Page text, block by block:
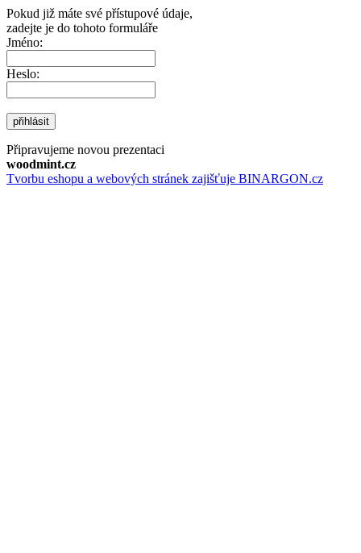
Pokud již máte své přístupové údaje,
zadejte je do tohoto formuláře
Jméno:
Heslo:
přihlásit
Připravujeme novou prezentaci
woodmint.cz
Tvorbu eshopu a webových stránek zajišťuje BINARGON.cz